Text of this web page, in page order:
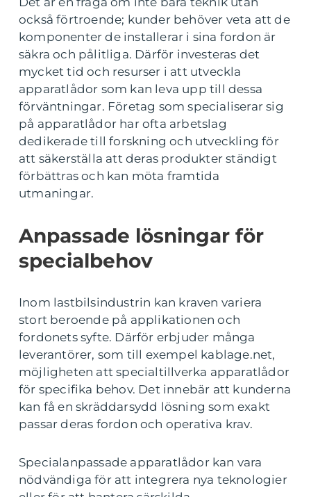
också förtroende; kunder behöver veta att de
komponenter de installerar i sina fordon är
säkra och pålitliga. Därför investeras det
mycket tid och resurser i att utveckla
apparatlådor som kan leva upp till dessa
förväntningar. Företag som specialiserar sig
på apparatlådor har ofta arbetslag
dedikerade till forskning och utveckling för
att säkerställa att deras produkter ständigt
förbättras och kan möta framtida
utmaningar.
Anpassade lösningar för
specialbehov
Inom lastbilsindustrin kan kraven variera
stort beroende på applikationen och
fordonets syfte. Därför erbjuder många
leverantörer, som till exempel kablage.net,
möjligheten att specialtillverka apparatlådor
för specifika behov. Det innebär att kunderna
kan få en skräddarsydd lösning som exakt
passar deras fordon och operativa krav.
Specialanpassade apparatlådor kan vara
nödvändiga för att integrera nya teknologier